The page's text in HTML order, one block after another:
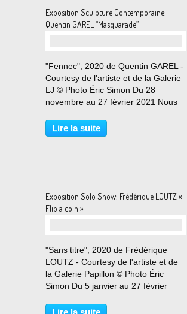
Exposition Sculpture Contemporaine:
Quentin GAREL “Masquarade”
"Fennec", 2020 de Quentin GAREL -
Courtesy de l'artiste et de la Galerie
LJ © Photo Éric Simon Du 28
novembre au 27 février 2021 Nous
QUENTIN GAREL pour sa nouvelle
exposition personnelle en nos murs,
Lire la suite
Exposition Solo Show: Frédérique LOUTZ «
Flip a coin »
"Sans titre", 2020 de Frédérique
LOUTZ - Courtesy de l'artiste et de
la Galerie Papillon © Photo Éric
Simon Du 5 janvier au 27 février
LOUTZ : un dessin partial,
Lire la suite